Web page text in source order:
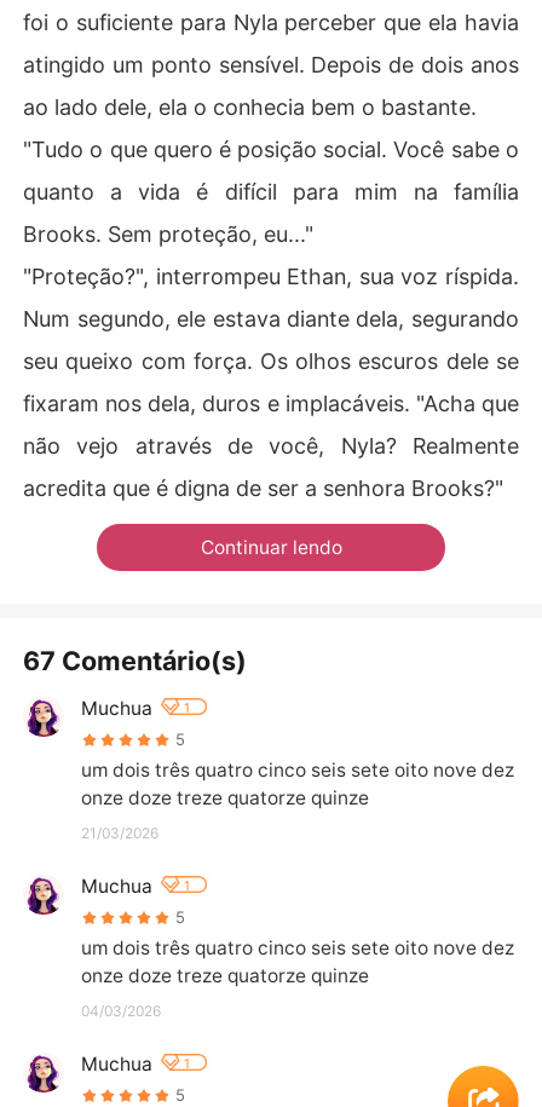
foi o suficiente para Nyla perceber que ela havia
atingido um ponto sensível. Depois de dois anos
ao lado dele, ela o conhecia bem o bastante.
"Tudo o que quero é posição social. Você sabe o
quanto a vida é difícil para mim na família
Brooks. Sem proteção, eu..."
"Proteção?", interrompeu Ethan, sua voz ríspida.
Num segundo, ele estava diante dela, segurando
seu queixo com força. Os olhos escuros dele se
fixaram nos dela, duros e implacáveis. "Acha que
não vejo através de você, Nyla? Realmente
acredita que é digna de ser a senhora Brooks?"
Continuar lendo
67 Comentário(s)
Muchua 1
5
um dois três quatro cinco seis sete oito nove dez
onze doze treze quatorze quinze
21/03/2026
Muchua 1
5
um dois três quatro cinco seis sete oito nove dez
onze doze treze quatorze quinze
04/03/2026
Muchua 1
5